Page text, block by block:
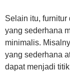
Selain itu,
yang sederhana
minimalis.
yang sederhana
dapat menjadi